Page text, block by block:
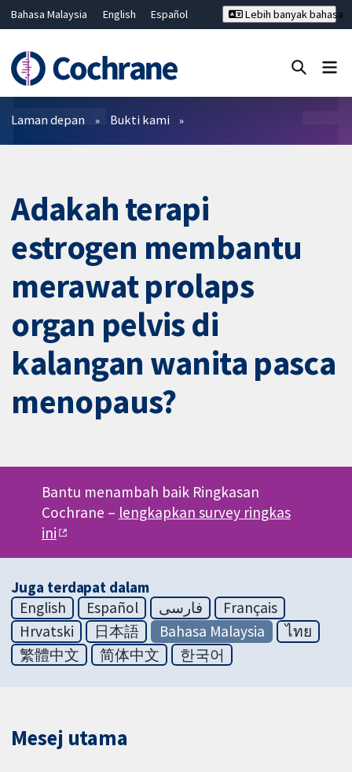
Bahasa Malaysia English
Español
Hrvatski
Deutsch ไทย
繁體中文
简体中文
Lebih banyak bahasa
Penapis
Laman depan Bukti kami
Adakah terapi
estrogen membantu
merawat prolaps
organ pelvis di
kalangan wanita pasca
menopaus?
Bantu menambah baik Ringkasan
Cochrane – lengkapkan survey ringkas
ini
Juga terdapat dalam
English
Español فارسی
Français
Hrvatski
日本語 Bahasa Malaysia
ไทย
繁體中文
简体中文 한국어
Mesej utama